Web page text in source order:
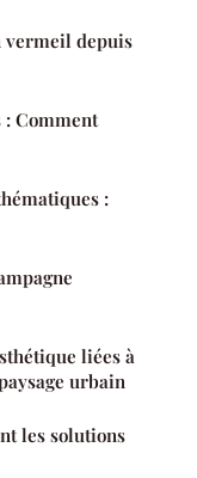
vermeil depuis
Comment
:
liées à
urbain
les solutions